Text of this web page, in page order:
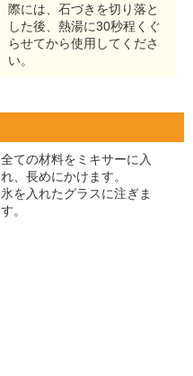
際には、石づきを切り落と
した後、熱湯に30秒程くぐ
らせてから使用してくださ
い。
全ての材料をミキサーに入
れ、長めにかけます。
氷を入れたグラスに注ぎま
す。